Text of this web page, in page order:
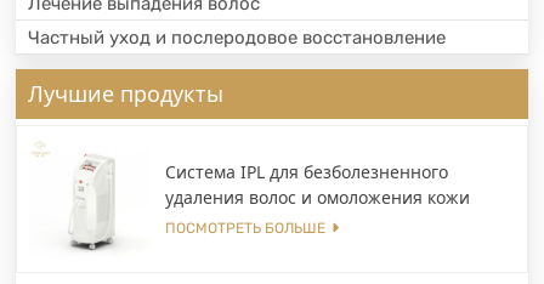
Частный уход и послеродовое восстановление
Лучшие продукты
Система IPL для безболезненного
удаления волос и омоложения кожи
ПОСМОТРЕТЬ БОЛЬШЕ